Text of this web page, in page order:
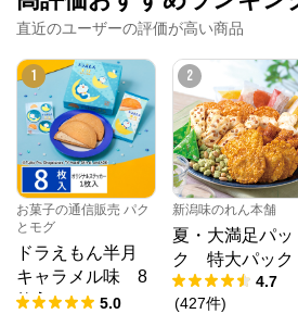
直近のユーザーの評価が高い商品
1
お菓子の通信販売 パク
とモグ
ドラえもん半月
キャラメル味 8
枚入
5.0
2
新潟味のれん本舗
夏・大満足パッ
ク 特大パック
4.7
(427件)
原料にこだわり国産米を100％使用
飯は炊きたてが一番美味しいように
美味しいものを美味しいうちに少し
っていただきたいため、熟練した職
てつくられる米菓を工場直送でお届